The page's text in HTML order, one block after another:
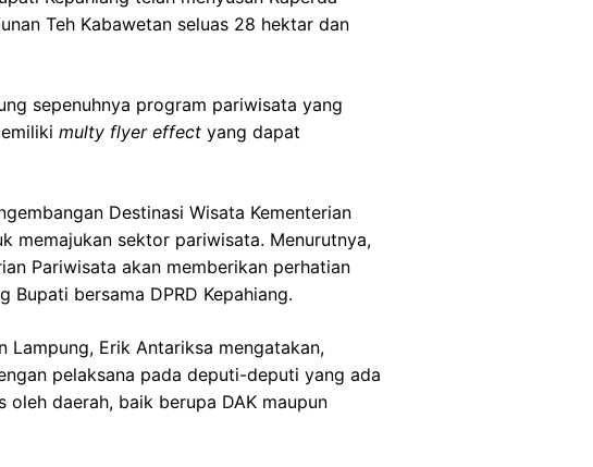
Teh Kabawetan seluas 28 hektar dan
sepenuhnya program pariwisata yang
multy flyer effect yang dapat
Destinasi Wisata Kementerian
memajukan sektor pariwisata. Menurutnya,
Pariwisata akan memberikan perhatian
Bupati bersama DPRD Kepahiang.
Lampung, Erik Antariksa mengatakan,
pelaksana pada deputi-deputi yang ada
daerah, baik berupa DAK maupun